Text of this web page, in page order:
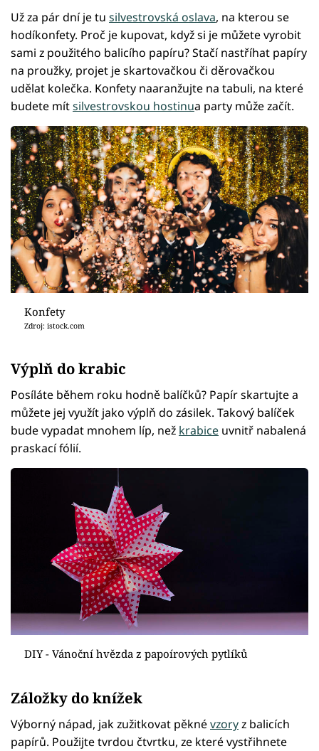
Už za pár dní je tu silvestrovská oslava, na kterou se
hodíkonfety. Proč je kupovat, když si je můžete vyrobit
sami z použitého balicího papíru? Stačí nastříhat papíry
na proužky, projet je skartovačkou či děrovačkou
udělat kolečka. Konfety naaranžujte na tabuli, na které
budete mítsilvestrovskou hostinua party může začít.
Konfety
Zdroj: istock.com
Výplň do krabic
Posíláte během roku hodně balíčků? Papír skartujte a
můžete jej využít jako výplň do zásilek. Takový balíček
bude vypadat mnohem líp, než krabice uvnitř nabalená
praskací fólií.
DIY - Vánoční hvězda z papoírových pytlíků
Záložky do knížek
Výborný nápad, jak zužitkovat pěknévzoryz balicích
papírů. Použijte tvrdou čtvrtku, ze které vystřihnete